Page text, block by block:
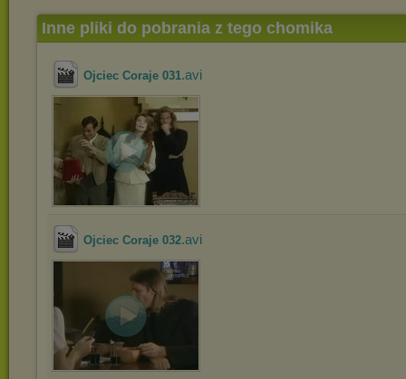
Inne pliki do pobrania z tego chomika
Ojciec Coraje 031.avi
Ojciec Coraje 032.avi